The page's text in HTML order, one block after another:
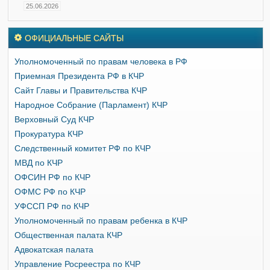
25.06.2026
ОФИЦИАЛЬНЫЕ САЙТЫ
Уполномоченный по правам человека в РФ
Приемная Президента РФ в КЧР
Сайт Главы и Правительства КЧР
Народное Собрание (Парламент) КЧР
Верховный Суд КЧР
Прокуратура КЧР
Следственный комитет РФ по КЧР
МВД по КЧР
ОФСИН РФ по КЧР
ОФМС РФ по КЧР
УФССП РФ по КЧР
Уполномоченный по правам ребенка в КЧР
Общественная палата КЧР
Адвокатская палата
Управление Росреестра по КЧР